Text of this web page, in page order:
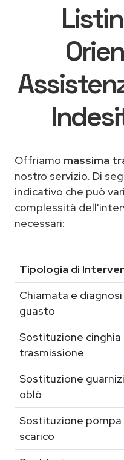
Offriamo massima
nostro servizio. Di
indicativo che può
complessità
necessari:
Tipologia di
Chiamata e diagnosi
guasto
Sostituzione cinghia
trasmissione
Sostituzione
oblò
Sostituzione pompa
scarico